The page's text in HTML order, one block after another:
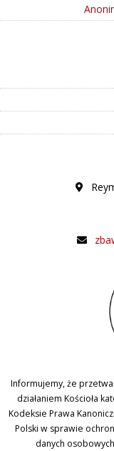
Informujemy, że
działaniem Kościoła
Kodeksie Prawa
Polski w sprawie
danych